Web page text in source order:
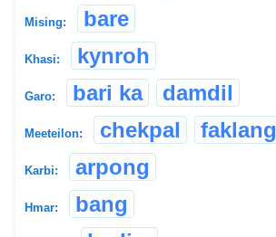
Mising: bare
Khasi: kynroh
Garo: bari ka damdil
Meeteilon: chekpal faklang
Karbi: arpong
Hmar:
bang